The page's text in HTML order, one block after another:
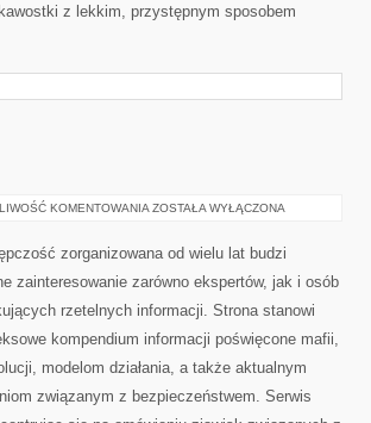
z lekkim, przystępnym sposobem
KOMENTOWANIA BROŃ
ZOSTAŁA WYŁĄCZONA
zorganizowana od wielu lat budzi
zainteresowanie zarówno ekspertów, jak i osób
rzetelnych informacji. Strona stanowi
kompendium informacji poświęcone mafii,
modelom działania, a także aktualnym
związanym z bezpieczeństwem. Serwis